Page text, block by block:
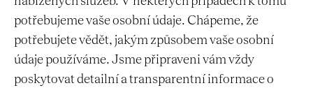
potřebujeme vaše osobní údaje. Chápeme, že
potřebujete vědět, jakým způsobem vaše osobní
údaje používáme. Jsme připraveni vám vždy
poskytovat detailní a transparentní informace o